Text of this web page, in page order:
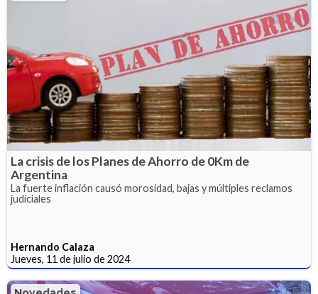
La crisis de los Planes de Ahorro de 0Km de
Argentina
La fuerte inflación causó morosidad, bajas y múltiples reclamos
judiciales
Hernando Calaza
Jueves, 11 de julio de 2024